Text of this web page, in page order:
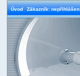
Úvod Zákazník: nepřihlášen